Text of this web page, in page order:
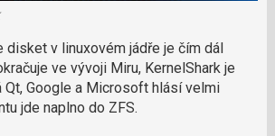
k
d
p
disket v linuxovém jádře je čím dál
ve vývoji Miru, KernelShark je
Qt, Google a Microsoft hlásí velmi
jde naplno do ZFS.